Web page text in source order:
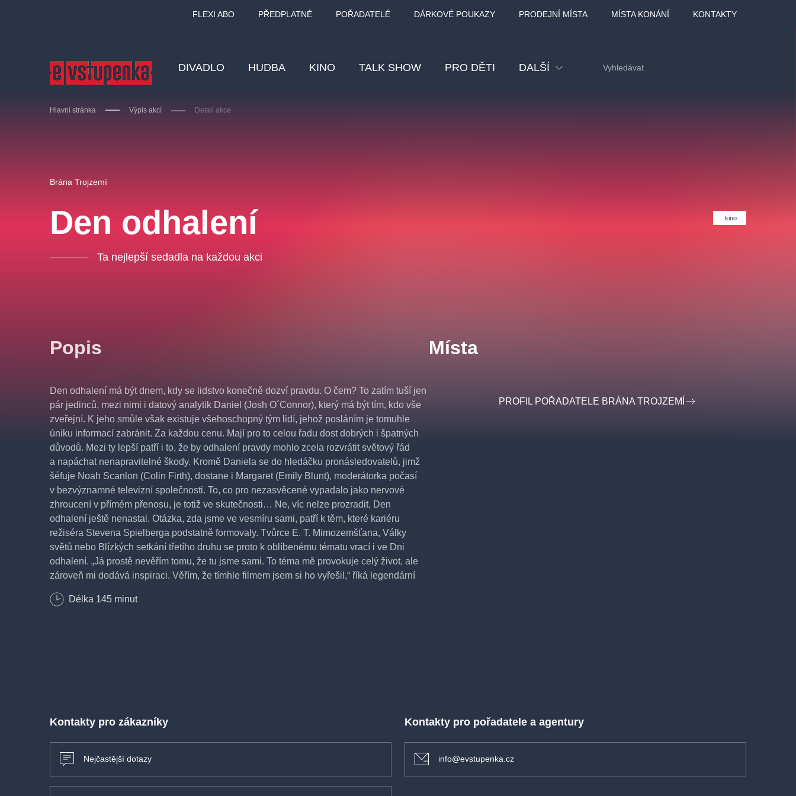
FLEXI ABO PŘEDPLATNÉ POŘADATELÉ DÁRKOVÉ POUKAZY PRODEJNÍ MÍSTA MÍSTA KONÁNÍ KONTAKTY
DIVADLO HUDBA KINO TALK SHOW PRO DĚTI DALŠÍ
Hlavní stránka Výpis akcí Detail akce
Brána Trojzemí
Den odhalení
Ta nejlepší sedadla na každou akci
kino
Popis
Den odhalení má být dnem, kdy se lidstvo konečně dozví pravdu. O čem? To zatím tuší jen
pár jedinců, mezi nimi i datový analytik Daniel (Josh O´Connor), který má být tím, kdo vše
zveřejní. K jeho smůle však existuje všehoschopný tým lidí, jehož posláním je tomuhle
úniku informací zabránit. Za každou cenu. Mají pro to celou řadu dost dobrých i špatných
důvodů. Mezi ty lepší patří i to, že by odhalení pravdy mohlo zcela rozvrátit světový řád
a napáchat nenapravitelné škody. Kromě Daniela se do hledáčku pronásledovatelů, jimž
šéfuje Noah Scanlon (Colin Firth), dostane i Margaret (Emily Blunt), moderátorka počasí
v bezvýznamné televizní společnosti. To, co pro nezasvěcené vypadalo jako nervové
zhroucení v přímém přenosu, je totiž ve skutečnosti… Ne, víc nelze prozradit, Den
odhalení ještě nenastal. Otázka, zda jsme ve vesmíru sami, patří k těm, které kariéru
režiséra Stevena Spielberga podstatně formovaly. Tvůrce E. T. Mimozemšťana, Války
světů nebo Blízkých setkání třetího druhu se proto k oblíbenému tématu vrací i ve Dni
odhalení. „Já prostě nevěřím tomu, že tu jsme sami. To téma mě provokuje celý život, ale
zároveň mi dodává inspiraci. Věřím, že tímhle filmem jsem si ho vyřešil,“ říká legendární
Délka 145 minut
Místa
PROFIL POŘADATELE BRÁNA TROJZEMÍ
Kontakty pro zákazníky
Nejčastější dotazy
Kontakty pro pořadatele a agentury
info@evstupenka.cz
divadlo premiéra